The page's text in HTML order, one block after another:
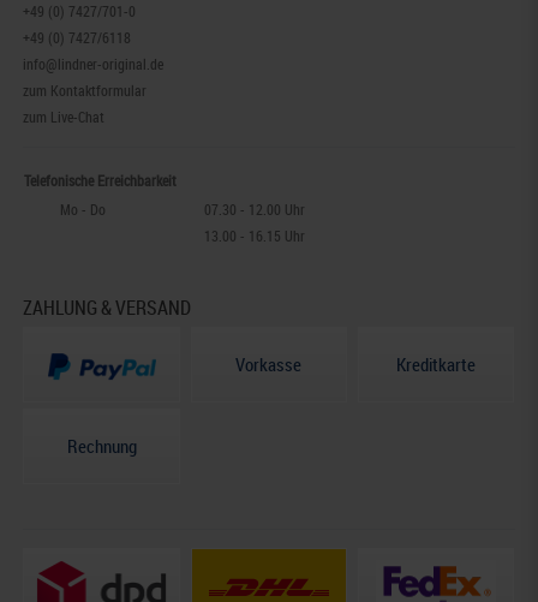
+49 (0) 7427/701-0
+49 (0) 7427/6118
info@lindner-original.de
zum Kontaktformular
zum Live-Chat
Telefonische Erreichbarkeit
Mo - Do
07.30 - 12.00 Uhr
13.00 - 16.15 Uhr
ZAHLUNG & VERSAND
Vorkasse Kreditkarte
Rechnung